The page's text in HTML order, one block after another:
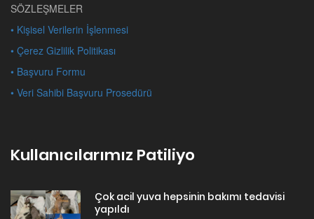
SÖZLEŞMELER
• Kişisel Verilerin İşlenmesi
• Çerez Gizlilik Politikası
• Başvuru Formu
• Veri Sahibi Başvuru Prosedürü
Kullanıcılarımız Patiliyo
Çok acil yuva hepsinin bakımı tedavisi
yapıldı